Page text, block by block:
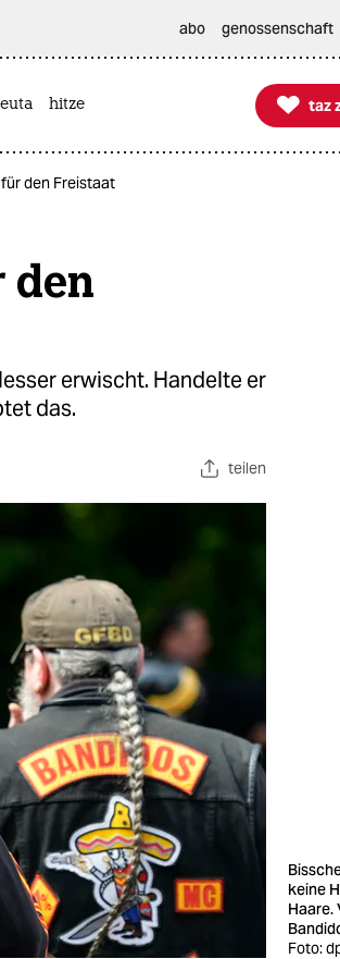
abo genossenschaft
hitze 
taz zahl
taz
den Freistaat
den
erwischt. Handelte er
das.
teilen
keine
Haare.
Foto: